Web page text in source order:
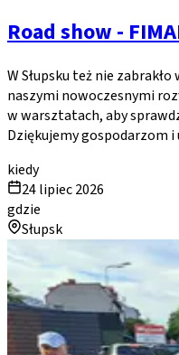
Road show -
W Słupsku też nie
naszymi nowoczesnymi
w warsztatach, aby
Dziękujemy gospodarzom
kiedy
24 lipiec 2026
gdzie
Słupsk